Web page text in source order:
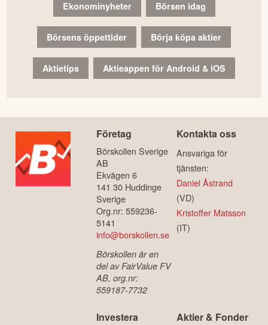
Ekonominyheter Börsen idag
Börsens öppettider Börja köpa aktier
Aktietips Aktieappen för Android & iOS
Företag
Börskollen Sverige
AB
Ekvägen 6
141 30 Huddinge
Sverige
Org.nr: 559236-
5141
info@borskollen.se
Börskollen är en
del av FairValue FV
AB, org.nr:
559187-7732
Kontakta oss
Ansvariga för
tjänsten:
Daniel Åstrand
(VD)
Kristoffer Matsson
(IT)
Investera Aktier & Fonder